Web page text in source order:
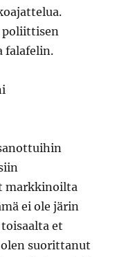
poliittisen
falafelin.
markkinoilta
ei ole järin
et
suorittanut